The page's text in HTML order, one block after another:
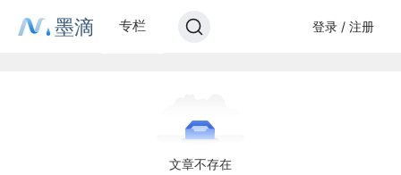
墨滴 专栏 登录 / 注册
文章不存在